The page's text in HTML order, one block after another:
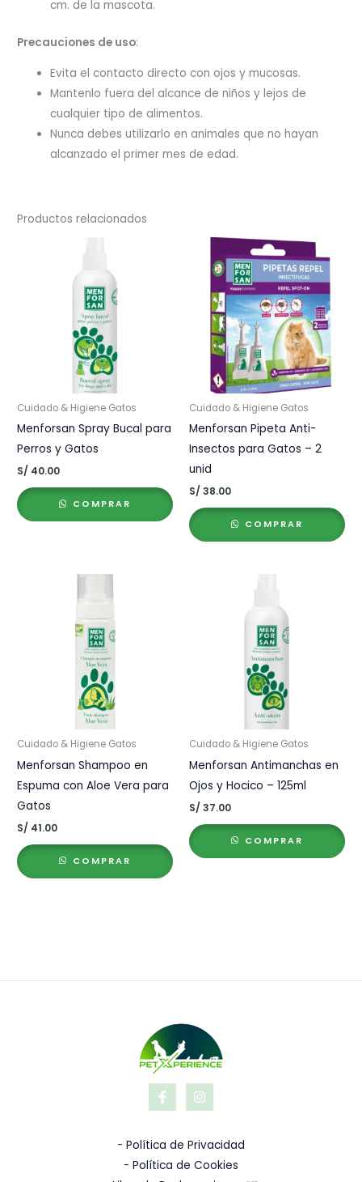
cm. de la mascota.
Precauciones de uso:
Evita el contacto directo con ojos y mucosas.
Mantenlo fuera del alcance de niños y lejos de
cualquier tipo de alimentos.
Nunca debes utilizarlo en animales que no hayan
alcanzado el primer mes de edad.
Productos relacionados
Cuidado & Higiene Gatos
Menforsan Spray Bucal para
Perros y Gatos
S/ 40.00
COMPRAR
Cuidado & Higiene Gatos
Menforsan Pipeta Anti-
Insectos para Gatos – 2
unid
S/ 38.00
COMPRAR
Cuidado & Higiene Gatos
Menforsan Shampoo en
Espuma con Aloe Vera para
Gatos
S/ 41.00
COMPRAR
Cuidado & Higiene Gatos
Menforsan Antimanchas en
Ojos y Hocico – 125ml
S/ 37.00
COMPRAR
- Política de Privacidad
- Política de Cookies